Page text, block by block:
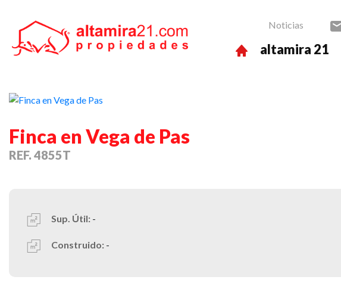
Noticias
altamira 21
Previous
Finca en Vega de Pas
REF. 4855T
Sup. Útil: -
Construido: -